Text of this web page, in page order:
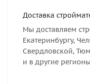
Доставка
Мы доставляем
Екатеринбургу,
Свердловской,
и в другие